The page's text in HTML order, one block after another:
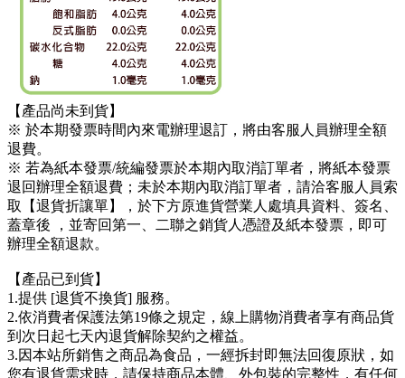
【產品尚未到貨】
※ 於本期發票時間內來電辦理退訂，將由客服人員辦理全額
退費。
※ 若為紙本發票/統編發票於本期內取消訂單者，將紙本發票
退回辦理全額退費；未於本期內取消訂單者，請洽客服人員索
取【退貨折讓單】，於下方原進貨營業人處填具資料、簽名、
蓋章後 ，並寄回第一、二聯之銷貨人憑證及紙本發票，即可
辦理全額退款。
【產品已到貨】
1.提供 [退貨不換貨] 服務。
2.依消費者保護法第19條之規定，線上購物消費者享有商品貨
到次日起七天內退貨解除契約之權益。
3.因本站所銷售之商品為食品，一經拆封即無法回復原狀，如
您有退貨需求時，請保持商品本體、外包裝的完整性，有任何